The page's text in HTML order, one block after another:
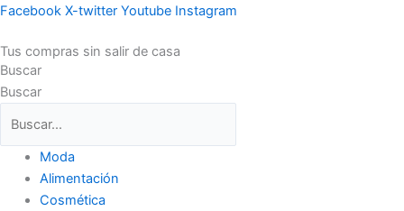
Ir
contenido
Facebook X-twitter Youtube Instagram
Tus compras sin salir de casa
Buscar
Buscar
Moda
Alimentación
Cosmética